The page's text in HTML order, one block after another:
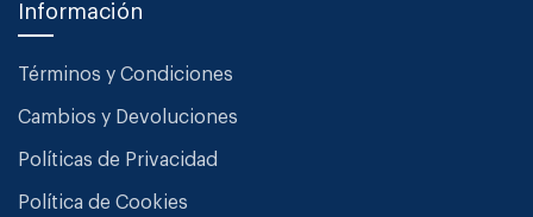
Información
Términos y Condiciones
Cambios y Devoluciones
Políticas de Privacidad
Política de Cookies